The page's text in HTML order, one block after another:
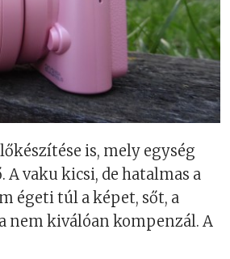
is, mely egység
vaku kicsi, de hatalmas a
égeti túl a képet, sőt, a
nem kiválóan kompenzál. A